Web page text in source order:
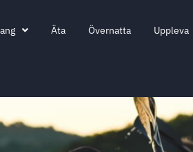
Äta Övernatta Uppleva